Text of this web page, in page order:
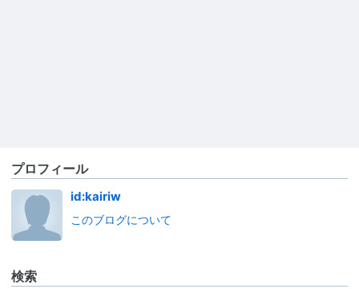
プロフィール
id:kairiw
このブログについて
検索